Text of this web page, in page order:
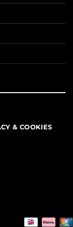
& COOKIES